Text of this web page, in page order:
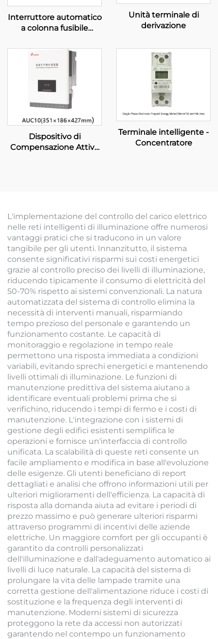
Interruttore automatico
a colonna fusibile
portante)
Unità terminale di
derivazione
Dispositivo di
Compensazione Attiva
Terminale intelligente -
Concentratore
L'implementazione del controllo del carico elettrico
nelle reti intelligenti di illuminazione offre numerosi
vantaggi pratici che si traducono in un valore
tangibile per gli utenti. Innanzitutto, il sistema
consente significativi risparmi sui costi energetici
grazie al controllo preciso dei livelli di illuminazione,
riducendo tipicamente il consumo di elettricità del
50-70% rispetto ai sistemi convenzionali. La natura
automatizzata del sistema di controllo elimina la
necessità di interventi manuali, risparmiando
tempo prezioso del personale e garantendo un
funzionamento costante. Le capacità di
monitoraggio e regolazione in tempo reale
permettono una risposta immediata a condizioni
variabili, evitando sprechi energetici e mantenendo
livelli ottimali di illuminazione. Le funzioni di
manutenzione predittiva del sistema aiutano a
identificare eventuali problemi prima che si
verifichino, riducendo i tempi di fermo e i costi di
manutenzione. L'integrazione con i sistemi di
gestione degli edifici esistenti semplifica le
operazioni e fornisce un'interfaccia di controllo
unificata. La scalabilità di queste reti consente un
facile ampliamento e modifica in base all'evoluzione
delle esigenze. Gli utenti beneficiano di report
dettagliati e analisi che offrono informazioni utili per
ulteriori miglioramenti dell'efficienza. La capacità di
risposta alla domanda aiuta ad evitare i periodi di
prezzo massimo e può generare ulteriori risparmi
attraverso programmi di incentivi delle aziende
elettriche. Un maggiore comfort per gli occupanti è
garantito da controlli personalizzati
dell'illuminazione e dall'adeguamento automatico ai
livelli di luce naturale. La capacità del sistema di
prolungare la vita delle lampade tramite una
corretta gestione dell'alimentazione riduce i costi di
sostituzione e la frequenza degli interventi di
manutenzione. Moderni sistemi di sicurezza
proteggono la rete da accessi non autorizzati
garantendo nel contempo un funzionamento